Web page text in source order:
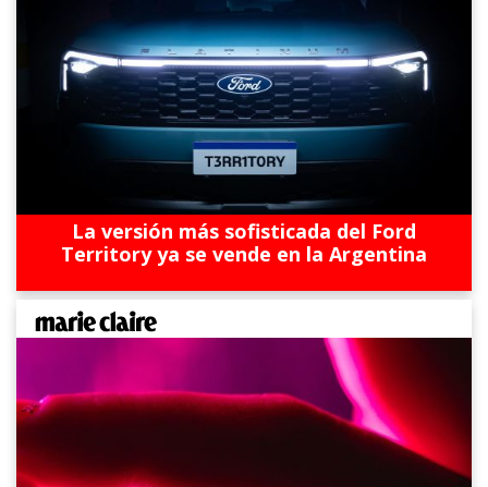
La versión más sofisticada del Ford
Territory ya se vende en la Argentina